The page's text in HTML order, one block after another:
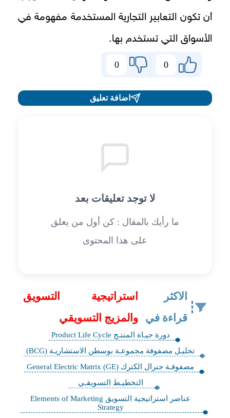
أن تكون التعابير التجارية المستخدمة مفهومة في
الأسواق التي تستخدم بها.
0
0
اضافة تعليق
لا توجد تعليقات بعد
ما رأيك بالمقال : كن أول من يعلق
على هذا المحتوى
الاكثر
قراءة في
استراتيجية التسويق
والمزيج التسويقي
دورة حيـاة المنتـج Product Life Cycle
تحليـل مصفوفة مجموعـة بوسطن الاستشاريـة (BCG)
مصفوفـة جنرال الكترك (General Electric Matrix (GE
التخطيـط التسويقـي
عناصر استراتيجية التسويق Elements of Marketing
Strategy